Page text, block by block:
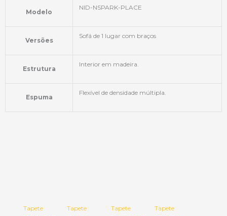
Modelo
NID-NSPARK-PLACE
Versões
Sofá de 1 lugar com braços
Estrutura
Interior em madeira.
Espuma
Flexível de densidade múltipla.
Tapete
Tapete
Tapete
Tapete